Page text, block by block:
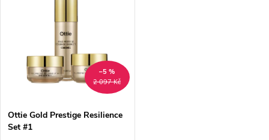
2 097 Kč
–5 %
Ottie Gold Prestige Resilience
Set #1